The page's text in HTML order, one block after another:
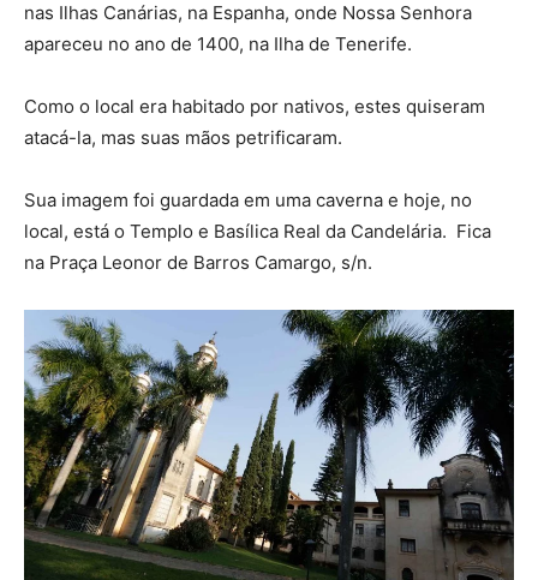
nas Ilhas Canárias, na Espanha, onde Nossa Senhora
apareceu no ano de 1400, na Ilha de Tenerife.
Como o local era habitado por nativos, estes quiseram
atacá-la, mas suas mãos petrificaram.
Sua imagem foi guardada em uma caverna e hoje, no
local, está o Templo e Basílica Real da Candelária. Fica
na Praça Leonor de Barros Camargo, s/n.